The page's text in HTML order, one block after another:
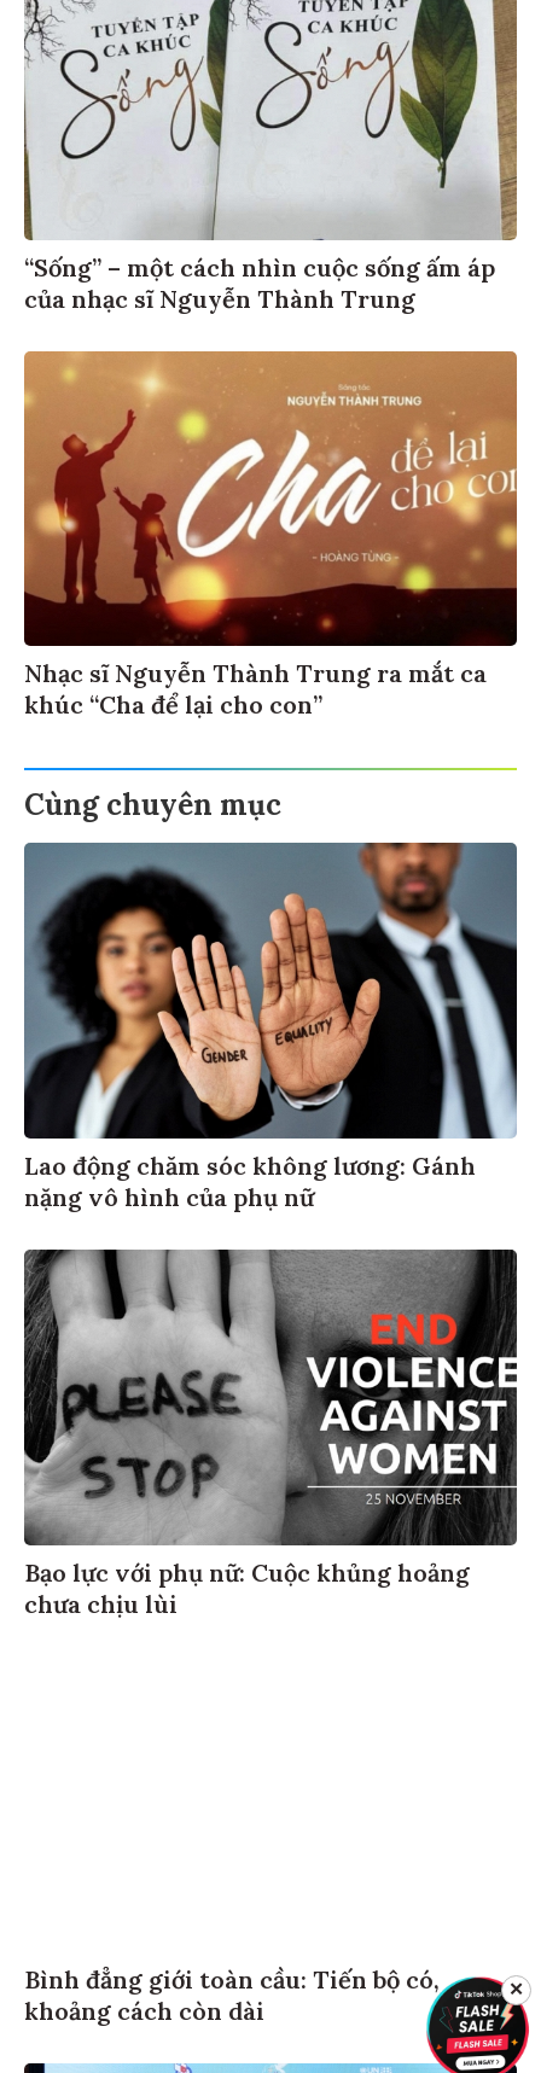
“Sống” – một cách nhìn cuộc sống ấm áp
của nhạc sĩ Nguyễn Thành Trung
Nhạc sĩ Nguyễn Thành Trung ra mắt ca
khúc “Cha để lại cho con”
Cùng chuyên mục
Lao động chăm sóc không lương: Gánh
nặng vô hình của phụ nữ
Bạo lực với phụ nữ: Cuộc khủng hoảng
chưa chịu lùi
Bình đẳng giới toàn cầu: Tiến bộ có,
khoảng cách còn dài
✕